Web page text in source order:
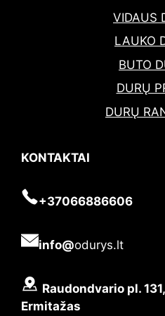
VIDAUS
LAUKO
BUTO
DURŲ
DURŲ
KONTAKTAI
+37066886606
info@odurys.lt
Raudondvario pl.
Ermitažas